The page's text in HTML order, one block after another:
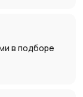
в подборе